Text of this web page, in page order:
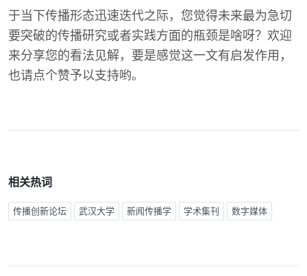
于当下传播形态迅速迭代之际，您觉得未来最为急切
要突破的传播研究或者实践方面的瓶颈是啥呀？欢迎
来分享您的看法见解，要是感觉这一文有启发作用，
也请点个赞予以支持哟。
相关热词
传播创新论坛 武汉大学 新闻传播学 学术集刊 数字媒体